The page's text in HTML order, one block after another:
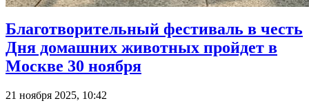
Благотворительный фестиваль в честь
Дня домашних животных пройдет в
Москве 30 ноября
21 ноября 2025, 10:42